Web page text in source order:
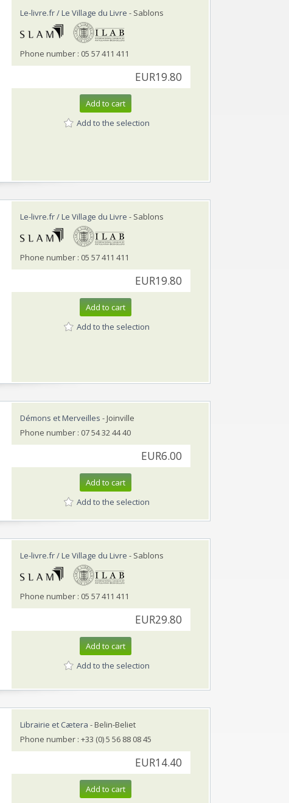
Le-livre.fr / Le Village du Livre - Sablons
Phone number : 05 57 411 411
EUR19.80
Add to cart
Add to the selection
Le-livre.fr / Le Village du Livre - Sablons
Phone number : 05 57 411 411
EUR19.80
Add to cart
Add to the selection
Démons et Merveilles - Joinville
Phone number : 07 54 32 44 40
EUR6.00
Add to cart
Add to the selection
Le-livre.fr / Le Village du Livre - Sablons
Phone number : 05 57 411 411
EUR29.80
Add to cart
Add to the selection
Librairie et Cætera - Belin-Beliet
Phone number : +33 (0) 5 56 88 08 45
EUR14.40
Add to cart